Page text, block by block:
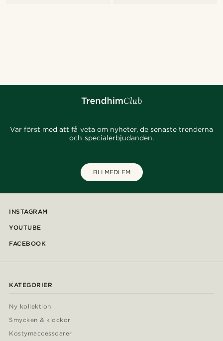
Var först med att få veta om nyheter, de senaste trenderna
och specialerbjudanden.
BLI MEDLEM
INSTAGRAM
YOUTUBE
FACEBOOK
KATEGORIER
Ny kollektion
Smycken & klockor
Kostymaccessoarer